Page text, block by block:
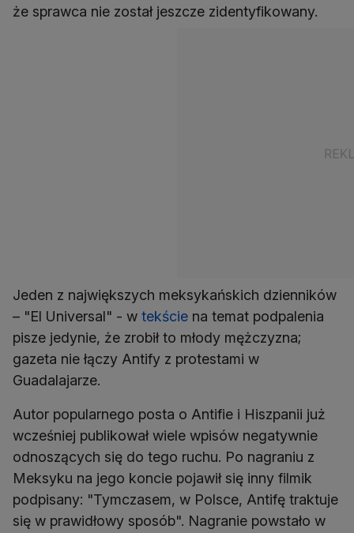
że sprawca nie został jeszcze zidentyfikowany.
Jeden z największych meksykańskich dzienników
– "El Universal" - w tekście na temat podpalenia
pisze jedynie, że zrobił to młody mężczyzna;
gazeta nie łączy Antify z protestami w
Guadalajarze.
Autor popularnego posta o Antifie i Hiszpanii już
wcześniej publikował wiele wpisów negatywnie
odnoszących się do tego ruchu. Po nagraniu z
Meksyku na jego koncie pojawił się inny filmik
podpisany: "Tymczasem, w Polsce, Antifę traktuje
się w prawidłowy sposób". Nagranie powstało w